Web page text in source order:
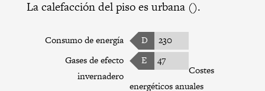
La calefacción del piso es urbana ().
Consumo de energía D
230
Gases de efecto
invernadero
E
47
Costes
energéticos anuales